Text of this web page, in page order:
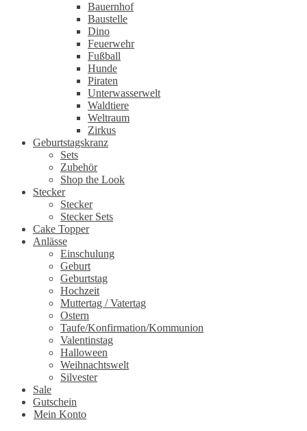
Bauernhof
Baustelle
Dino
Feuerwehr
Fußball
Hunde
Piraten
Unterwasserwelt
Waldtiere
Weltraum
Zirkus
Geburtstagskranz
Sets
Zubehör
Shop the Look
Stecker
Stecker
Stecker Sets
Cake Topper
Anlässe
Einschulung
Geburt
Geburtstag
Hochzeit
Muttertag / Vatertag
Ostern
Taufe/Konfirmation/Kommunion
Valentinstag
Halloween
Weihnachtswelt
Silvester
Sale
Gutschein
Mein Konto